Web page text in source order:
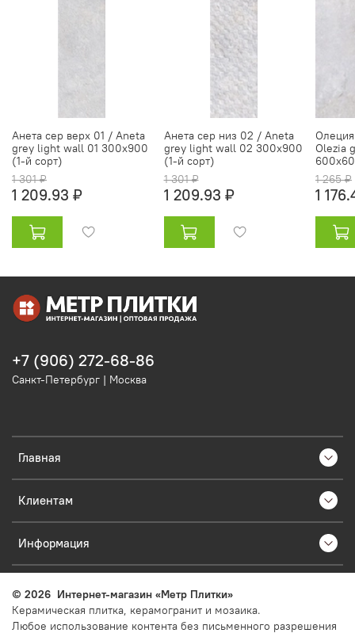
Анета сер верх 01 / Aneta
grey light wall 01 300х900
(1-й сорт)
1 301 ₽
1 209.93 ₽
Анета сер низ 02 / Aneta
grey light wall 02 300х900
(1-й сорт)
1 301 ₽
1 209.93 ₽
Olezia
1 265 ₽
1
Главная
Клиентам
Информация
+7 (906) 272-68-86
Санкт-Петербург | Москва
© 2026 Интернет-магазин «Метр Плитки»
Керамическая плитка, керамогранит и мозаика.
Любое использование контента без письменного разрешения